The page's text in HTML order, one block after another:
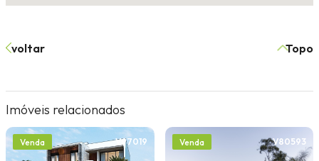
voltar Topo
Imóveis relacionados
Venda V97019 Venda V80593